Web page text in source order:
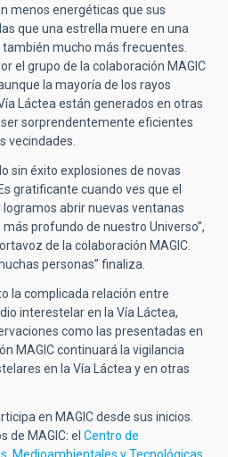
menos energéticas que sus
que una estrella muere en una
mucho más frecuentes.
el grupo de la colaboración MAGIC
la mayoría de los rayos
Láctea están generados en otras
sorprendentemente eficientes
vecindades.
sin éxito explosiones de novas
gratificante cuando ves que el
abrir nuevas ventanas
profundo de nuestro Universo”,
de la colaboración MAGIC.
personas” finaliza.
la complicada relación entre
interestelar en la Vía Láctea,
como las presentadas en
MAGIC continuará la vigilancia
en la Vía Láctea y en otras
en MAGIC desde sus inicios.
MAGIC: el Centro de